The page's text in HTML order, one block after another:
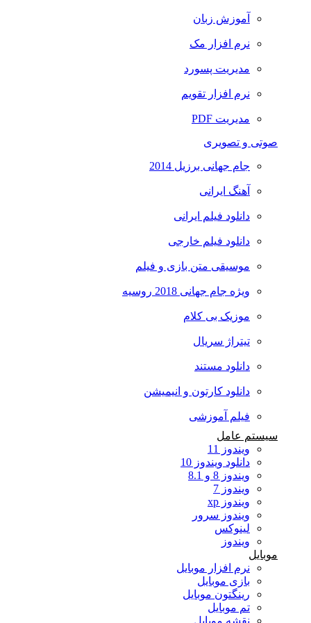
آموزش زبان
نرم افزار مک
مدیریت پسورد
نرم افزار تقویم
مدیریت PDF
صوتی و تصویری
جام جهانی برزیل 2014
آهنگ ایرانی
دانلود فیلم ایرانی
دانلود فیلم خارجی
موسیقی متن بازی و فیلم
ویژه جام جهانی 2018 روسیه
موزیک بی کلام
تیتراژ سریال
دانلود مستند
دانلود کارتون و انیمیشن
فیلم آموزشی
سیستم عامل
ویندوز 11
دانلود ویندوز 10
ویندوز 8 و 8.1
ویندوز 7
ویندوز xp
ویندوز سرور
لینوکس
ویندوز
نرم افزار موبایل
بازی موبایل
رینگتون موبایل
تم موبایل
نقشه موبایل